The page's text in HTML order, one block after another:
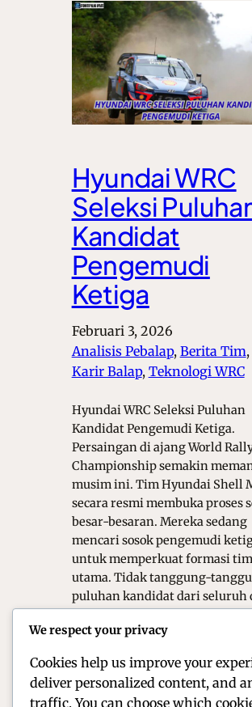
Hyundai WRC
Seleksi
Kandidat
Pengemudi
Ketiga
Februari 3, 2026
Analisis Pebalap, Berita Tim,
Karir Balap, Teknologi WRC
Hyundai WRC Seleksi Puluhan
Kandidat Pengemudi Ketiga.
Persaingan di ajang World
Championship semakin
musim ini. Tim Hyundai Shell
secara resmi membuka proses
besar-besaran. Mereka sedang
mencari sosok pengemudi
untuk memperkuat formasi tim
utama. Tidak tanggung-
puluhan kandidat dari seluruh
ambil guna meningkatkan…
123 Laman
We respect your privacy
Cookies help us improve your
deliver personalized content, and
traffic. You can choose which